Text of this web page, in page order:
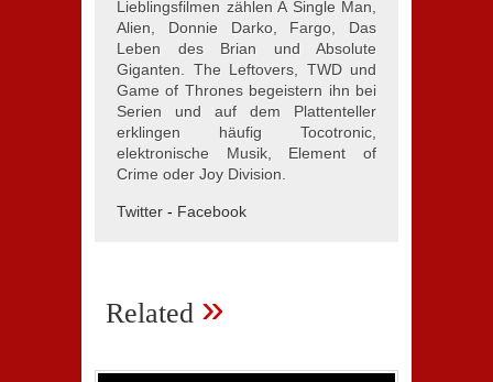
Lieblingsfilmen zählen A Single Man,
Alien, Donnie Darko, Fargo, Das
Leben des Brian und Absolute
Giganten. The Leftovers, TWD und
Game of Thrones begeistern ihn bei
Serien und auf dem Plattenteller
erklingen häufig Tocotronic,
elektronische Musik, Element of
Crime oder Joy Division.
Twitter - Facebook
Related »